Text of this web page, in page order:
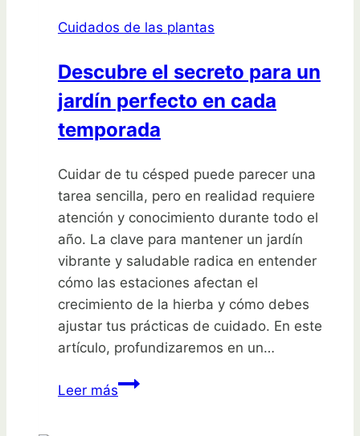
qué
muere
Cuidados de las plantas
Descubre el secreto para un
jardín perfecto en cada
temporada
Cuidar de tu césped puede parecer una
tarea sencilla, pero en realidad requiere
atención y conocimiento durante todo el
año. La clave para mantener un jardín
vibrante y saludable radica en entender
cómo las estaciones afectan el
crecimiento de la hierba y cómo debes
ajustar tus prácticas de cuidado. En este
artículo, profundizaremos en un…
Leer másDescubre